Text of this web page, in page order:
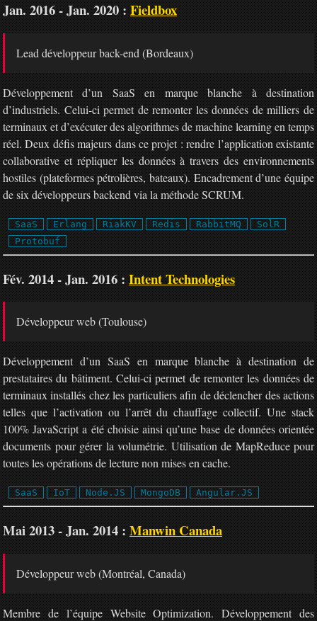
Jan. 2016 - Jan. 2020 :Fieldbox
Lead développeur back-end (Bordeaux)
Développement d’un SaaS en marque blanche à destination
d’industriels. Celui-ci permet de remonter les données de milliers de
terminaux et d’exécuter des algorithmes de machine learning en temps
réel. Deux défis majeurs dans ce projet : rendre l’application existante
collaborative et répliquer les données à travers des environnements
hostiles (plateformes pétrolières, bateaux). Encadrement d’une équipe
de six développeurs backend via la méthode SCRUM.
SaaS Erlang RiakKV Redis RabbitMQ
SolR
Protobuf
Fév. 2014 - Jan. 2016 :Intent Technologies
Développeur web (Toulouse)
Développement d’un SaaS en marque blanche à destination de
prestataires du bâtiment. Celui-ci permet de remonter les données de
terminaux installés chez les particuliers afin de déclencher des actions
telles que l’activation ou l’arrêt du chauffage collectif. Une stack
100% JavaScript a été choisie ainsi qu’une base de données orientée
documents pour gérer la volumétrie. Utilisation de MapReduce pour
toutes les opérations de lecture non mises en cache.
SaaS IoT Node.JS MongoDB Angular.JS
Mai 2013 - Jan. 2014 :Manwin Canada
Développeur web (Montréal, Canada)
Membre de l’équipe Website Optimization. Développement des